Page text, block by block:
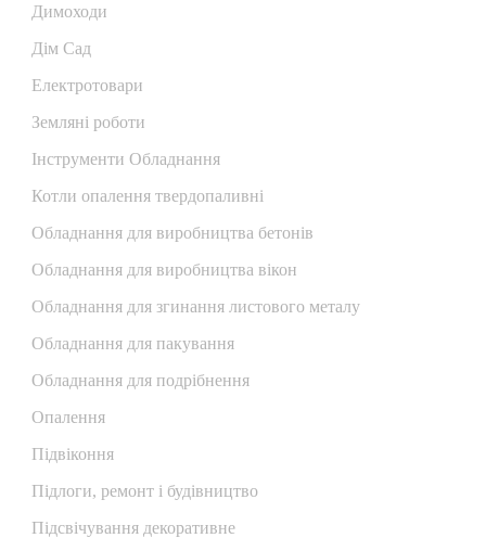
Димоходи
Дім Сад
Електротовари
Земляні роботи
Інструменти Обладнання
Котли опалення твердопаливні
Обладнання для виробництва бетонів
Обладнання для виробництва вікон
Обладнання для згинання листового металу
Обладнання для пакування
Обладнання для подрібнення
Опалення
Підвіконня
Підлоги, ремонт і будівництво
Підсвічування декоративне